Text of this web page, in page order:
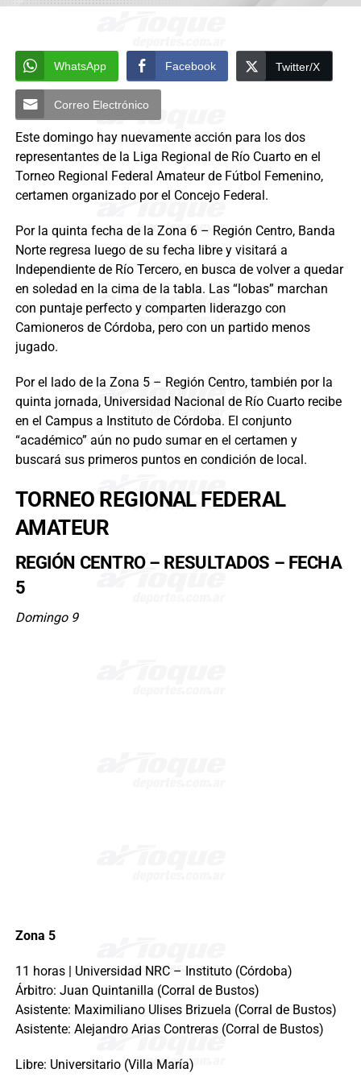
WhatsApp Facebook Twitter/X
Correo Electrónico
Este domingo hay nuevamente acción para los dos
representantes de la Liga Regional de Río Cuarto en el
Torneo Regional Federal Amateur de Fútbol Femenino,
certamen organizado por el Concejo Federal.
Por la quinta fecha de la Zona 6 – Región Centro, Banda
Norte regresa luego de su fecha libre y visitará a
Independiente de Río Tercero, en busca de volver a quedar
en soledad en la cima de la tabla. Las “lobas” marchan
con puntaje perfecto y comparten liderazgo con
Camioneros de Córdoba, pero con un partido menos
jugado.
Por el lado de la Zona 5 – Región Centro, también por la
quinta jornada, Universidad Nacional de Río Cuarto recibe
en el Campus a Instituto de Córdoba. El conjunto
“académico” aún no pudo sumar en el certamen y
buscará sus primeros puntos en condición de local.
TORNEO REGIONAL FEDERAL
AMATEUR
REGIÓN CENTRO – RESULTADOS – FECHA
5
Domingo 9
Zona 5
11 horas | Universidad NRC – Instituto (Córdoba)
Árbitro: Juan Quintanilla (Corral de Bustos)
Asistente: Maximiliano Ulises Brizuela (Corral de Bustos)
Asistente: Alejandro Arias Contreras (Corral de Bustos)
Libre: Universitario (Villa María)